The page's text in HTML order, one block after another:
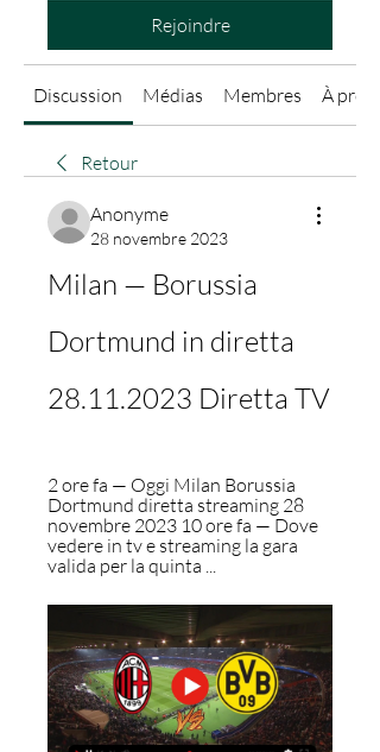
Rejoindre
Discussion Médias Membres À
Retour
Anonyme
28 novembre 2023
Milan — Borussia
Dortmund in diretta
28.11.2023 Diretta TV
2 ore fa — Oggi Milan Borussia
Dortmund diretta streaming 28
novembre 2023 10 ore fa — Dove
vedere in tv e streaming la gara
valida per la quinta ...